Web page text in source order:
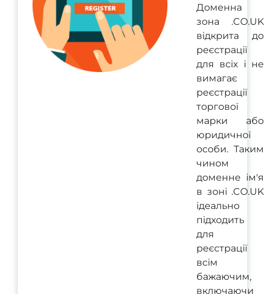
Доменна
зона .CO.UK
відкрита до
реєстрації
для всіх і не
вимагає
реєстрації
торгової
марки або
юридичної
особи. Таким
чином
доменне ім'я
в зоні .CO.UK
ідеально
підходить
для
реєстрації
всім
бажаючим,
включаючи